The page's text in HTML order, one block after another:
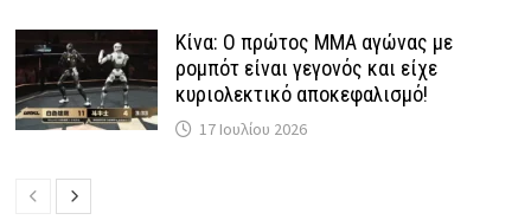
Κίνα: Ο πρώτος MMA αγώνας με
ρομπότ είναι γεγονός και είχε
κυριολεκτικό αποκεφαλισμό!
17 Ιουλίου 2026